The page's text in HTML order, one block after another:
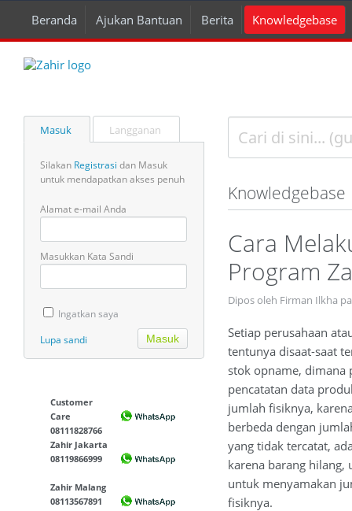
Beranda Ajukan Bantuan Berita Knowledgebase
Masuk Langganan
Silakan Registrasi dan Masuk
untuk mendapatkan akses penuh
Alamat e-mail Anda
Masukkan Kata Sandi
Ingatkan saya
Lupa sandi
Customer
Care
08111828766
Zahir Jakarta
08119866999
Zahir Malang
08113567891
Knowledgebase
Cara
Program
Dipos oleh Firman Ilkha
Setiap perusahaan
tentunya disaat-saat
stok opname, dimana
pencatatan data
jumlah fisiknya,
berbeda dengan
yang tidak tercatat,
karena barang
untuk menyamakan
fisiknya.